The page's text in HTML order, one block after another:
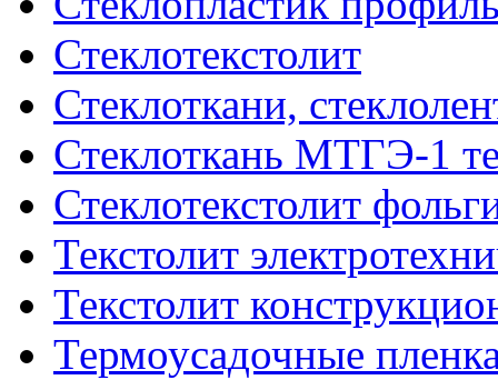
Стеклотекстолит
Стеклоткани,
Стеклоткань МТГЭ-1
Стеклотекстолит
Текстолит
Текстолит
Термоусадочные